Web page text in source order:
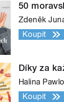
50
Zdeněk
Koupit
Díky za
Halina
Koupit